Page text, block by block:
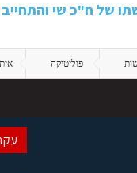
של ח"כ שי
פוליטיקה